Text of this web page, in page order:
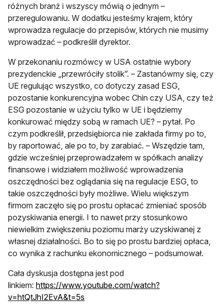
różnych branż i wszyscy mówią o jednym –
przeregulowaniu. W dodatku jesteśmy krajem, który
wprowadza regulacje do przepisów, których nie musimy
wprowadzać – podkreślił dyrektor.
W przekonaniu rozmówcy w USA ostatnie wybory
prezydenckie „przewróciły stolik”. – Zastanówmy się, czy
UE regulując wszystko, co dotyczy zasad ESG,
pozostanie konkurencyjna wobec Chin czy USA, czy też
ESG pozostanie w użyciu tylko w UE i będziemy
konkurować między sobą w ramach UE? – pytał. Po
czym podkreślił, przedsiębiorca nie zakłada firmy po to,
by raportować, ale po to, by zarabiać. – Wszędzie tam,
gdzie wcześniej przeprowadzałem w spółkach analizy
finansowe i widziałem możliwość wprowadzenia
oszczędności bez oglądania się na regulacje ESG, to
takie oszczędności były możliwe. Wielu większym
firmom zaczęło się po prostu opłacać zmieniać sposób
pozyskiwania energii. I to nawet przy stosunkowo
niewielkim zwiększeniu poziomu marży uzyskiwanej z
własnej działalności. Bo to się po prostu bardziej opłaca,
co wynika z rachunku ekonomicznego – podsumował.
Cała dyskusja dostępna jest pod
linkiem: https://www.youtube.com/watch?
v=htQtJhI2EvA&t=5s